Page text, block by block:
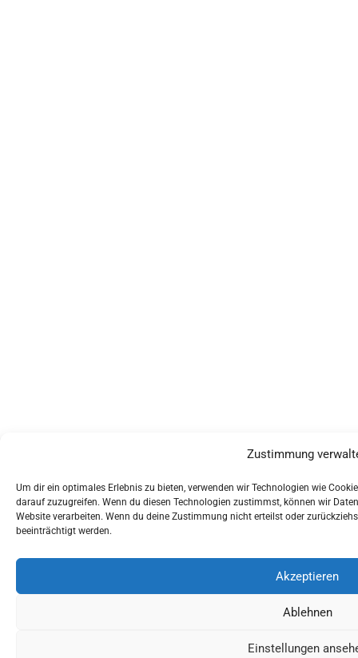
Zustimmung
Um dir ein optimales Erlebnis zu bieten, verwenden wir Technologien wie
darauf zuzugreifen. Wenn du diesen Technologien zustimmst, können wir
Website verarbeiten. Wenn du deine Zustimmung nicht erteilst oder
beeinträchtigt werden.
Akzeptieren
Ablehnen
Einstellungen